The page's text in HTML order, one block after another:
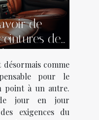
de
de
?
comme
pour le
point à un autre.
jour en jour
exigences du